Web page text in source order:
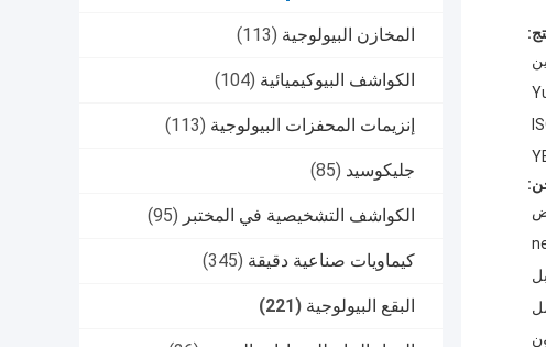
المخازن البيولوجية (113)
الكواشف البيوكيميائية (104)
إنزيمات المحفزات البيولوجية (113)
جليكوسيد (85)
الكواشف التشخيصية في المختبر (95)
كيماويات صناعية دقيقة (345)
البقع البيولوجية (221)